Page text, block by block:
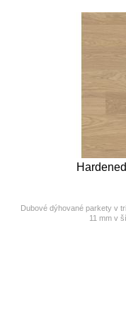
Dubové dýhované parkety v
11 mm v
úprava
Misty White, ostrých hrán